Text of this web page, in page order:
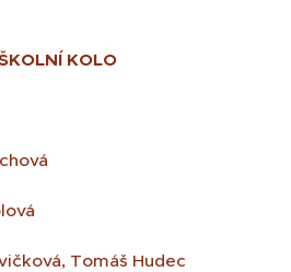
KOLO
Tomáš Hudec